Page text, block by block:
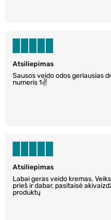
Atsiliepimas
Sausos veido odos geriausias
numeris 1✌️
Atsiliepimas
Labai geras veido kremas.
prieš ir dabar, pasitaisė
produktų